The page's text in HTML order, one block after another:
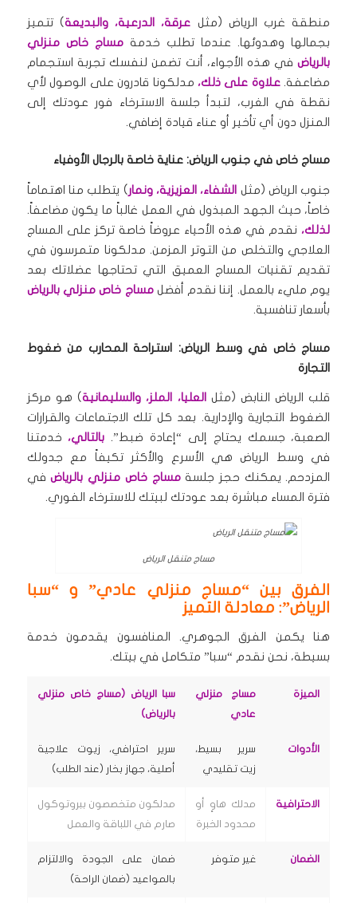
منطقة غرب الرياض (مثل عرقة، الدرعية، والبديعة) تتميز
بجمالها وهدوئها. عندما تطلب خدمةمساج خاص منزلي
بالرياضفي هذه الأجواء، أنت تضمن لنفسك تجربة استجمام
مضاعفة.علاوة على ذلك، مدلكونا قادرون على الوصول لأي
نقطة في الغرب، لتبدأ جلسة الاسترخاء فور عودتك إلى
المنزل دون أي تأخير أو عناء قيادة إضافي.
مساج خاص في جنوب الرياض: عناية خاصة بالرجال الأوفياء
جنوب الرياض (مثل الشفاء، العزيزية، ونمار) يتطلب منا اهتماماً
خاصاً، حيث الجهد المبذول في العمل غالباً ما يكون مضاعفاً.
لذلك، نقدم في هذه الأحياء عروضاً خاصة تركز على المساج
العلاجي والتخلص من التوتر المزمن. مدلكونا متمرسون في
تقديم تقنيات المساج العميق التي تحتاجها عضلاتك بعد
يوم مليء بالعمل. إننا نقدم أفضلمساج خاص منزلي بالرياض
بأسعار تنافسية.
مساج خاص في وسط الرياض: استراحة المحارب من ضغوط
التجارة
قلب الرياض النابض (مثل العليا، الملز، والسليمانية) هو مركز
الضغوط التجارية والإدارية. بعد كل تلك الاجتماعات والقرارات
الصعبة، جسمك يحتاج إلى “إعادة ضبط”. بالتالي،خدمتنا
في وسط الرياض هي الأسرع والأكثر تكيفاً مع جدولك
المزدحم. يمكنك حجز جلسةمساج خاص منزلي بالرياضفي
فترة المساء مباشرة بعد عودتك لبيتك للاسترخاء الفوري.
مساج متنقل الرياض
الفرق بين “مساج منزلي عادي” و “سبا
الرياض”: معادلة التميز
هنا يكمن الفرق الجوهري. المنافسون يقدمون خدمة
بسيطة، نحن نقدم “سبا” متكامل في بيتك.
الميزة
مساج منزلي
عادي
سبا الرياض (مساج خاص منزلي
بالرياض)
الأدوات
سرير بسيط،
زيت تقليدي
سرير احترافي، زيوت علاجية
أصلية، جهاز بخار (عند الطلب)
الاحترافية
مدلك هاوٍ أو
محدود الخبرة
مدلكون متخصصون ببروتوكول
صارم في اللباقة والعمل
الضمان غير متوفر
ضمان على الجودة والالتزام
بالمواعيد (ضمان الراحة)